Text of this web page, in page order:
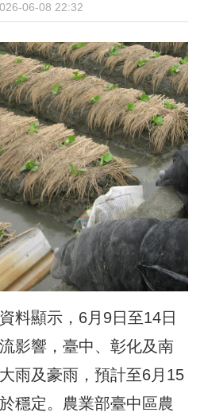
06-08 22:32
料顯示，6月9日至14日
影響，臺中、彰化及南
雨及豪雨，預計至6月15
穩定。農業部臺中區農